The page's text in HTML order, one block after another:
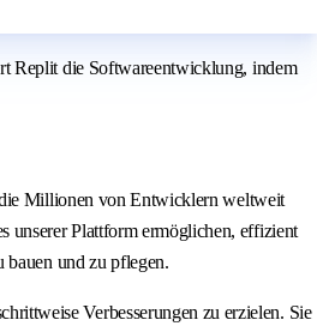
Replit die Softwareentwicklung, indem
die Millionen von Entwicklern weltweit
unserer Plattform ermöglichen, effizient
bauen und zu pflegen.
Verbesserungen zu erzielen. Sie